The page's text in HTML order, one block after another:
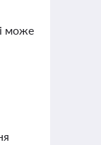
може